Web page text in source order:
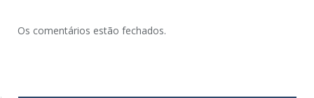
Os comentários estão fechados.